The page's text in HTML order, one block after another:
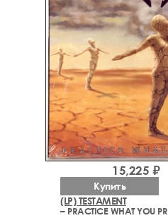
(LP) TESTAMENT
– PRACTICE WHAT YOU
15,225 ₽
Купить